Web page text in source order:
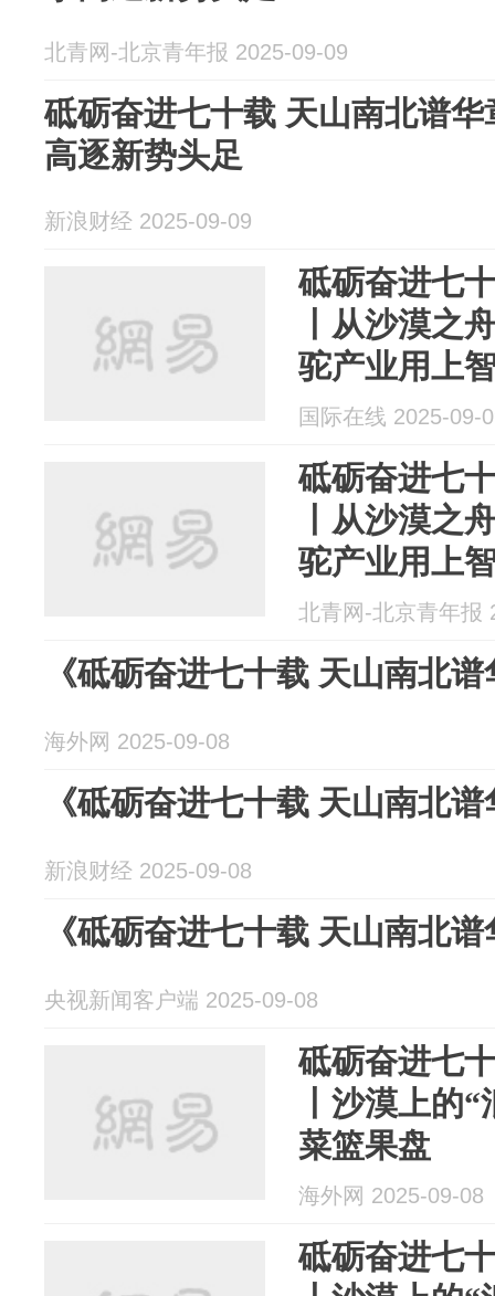
北青网-北京青年报 2025-09-09
砥砺奋进七十载 天山南北谱
高逐新势头足
新浪财经 2025-09-09
砥砺奋进七
丨从沙漠之
驼产业用上
国际在线 2025-09-
砥砺奋进七
丨从沙漠之
驼产业用上
北青网-北京青年报
《砥砺奋进七十载 天山南北
海外网 2025-09-08
《砥砺奋进七十载 天山南北
新浪财经 2025-09-08
《砥砺奋进七十载 天山南北
央视新闻客户端 2025-09-08
砥砺奋进七
丨沙漠上的
菜篮果盘
海外网 2025-09-08
砥砺奋进七